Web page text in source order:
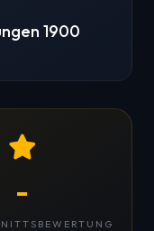
1900
-